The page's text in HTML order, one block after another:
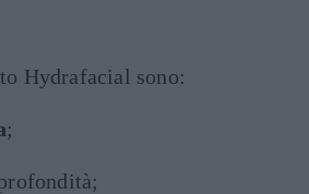
Hydrafacial sono:
;